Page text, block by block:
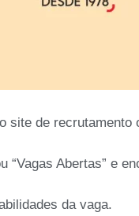
site de recrutamento
“Vagas Abertas” e
da vaga.